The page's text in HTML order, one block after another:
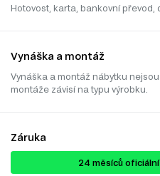
Hotovost, karta, bankovní převod,
Vynáška a montáž
Vynáška a montáž nábytku
montáže závisí na typu výrobku.
Záruka
24 ​​​​měsíců